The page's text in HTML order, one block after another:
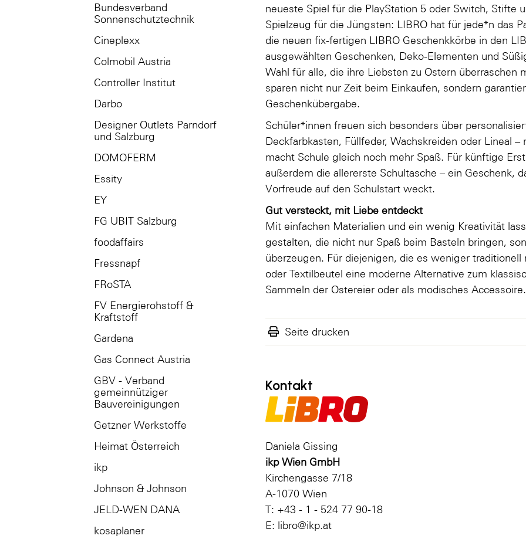
Bundesverband
Sonnenschutztechnik
Cineplexx
Colmobil Austria
Controller Institut
Darbo
Designer Outlets Parndorf
und Salzburg
DOMOFERM
Essity
EY
FG UBIT Salzburg
foodaffairs
Fressnapf
FRoSTA
FV Energierohstoff &
Kraftstoff
Gardena
Gas Connect Austria
GBV - Verband
gemeinnütziger
Bauvereinigungen
Getzner Werkstoffe
Heimat Österreich
ikp
Johnson & Johnson
JELD-WEN DANA
kosaplaner
neueste Spiel für die PlayStation 5 oder Switch, Stifte
Spielzeug für die Jüngsten: LIBRO hat für jede*n das
die neuen fix-fertigen LIBRO Geschenkkörbe in den
ausgewählten Geschenken, Deko-Elementen und
Wahl für alle, die ihre Liebsten zu Ostern überraschen
sparen nicht nur Zeit beim Einkaufen, sondern
Geschenkübergabe.
Schüler*innen freuen sich besonders über
Deckfarbkasten, Füllfeder, Wachskreiden oder Lineal
macht Schule gleich noch mehr Spaß. Für künftige
außerdem die allererste Schultasche – ein Geschenk,
Vorfreude auf den Schulstart weckt.
Gut versteckt, mit Liebe entdeckt
Mit einfachen Materialien und ein wenig Kreativität
gestalten, die nicht nur Spaß beim Basteln bringen,
überzeugen. Für diejenigen, die es weniger
oder Textilbeutel eine moderne Alternative zum
Sammeln der Ostereier oder als modisches Accessoire.
Seite drucken
Kontakt
Daniela Gissing
ikp Wien GmbH
Kirchengasse 7/18
A-1070 Wien
T: +43 - 1 - 524 77 90-18
E: libro@ikp.at